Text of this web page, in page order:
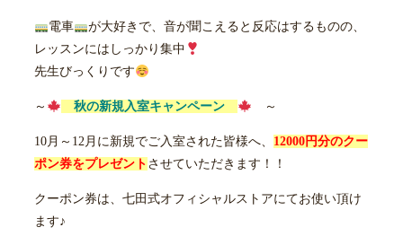
電車
が大好きで、音が聞こえると反応はするものの、
レッスンにはしっかり集中
先生びっくりです
～ 秋の新規入室キャンペーン ～
10月～12月に新規でご入室された皆様へ、 12000円分のクー
ポン券をプレゼント させていただきます！！
クーポン券は、七田式オフィシャルストアにてお使い頂け
ます♪